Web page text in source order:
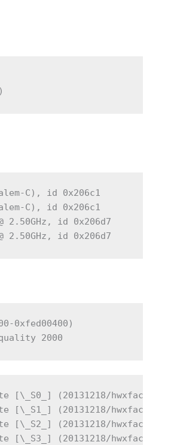
C), id 0x206c1
C), id 0x206c1
2.50GHz, id 0x206d7
2.50GHz, id 0x206d7
0xfed00400)
2000
[\_S0_] (20131218/hwxface-646)
[\_S1_] (20131218/hwxface-646)
[\_S2_] (20131218/hwxface-646)
[\_S3_] (20131218/hwxface-646)